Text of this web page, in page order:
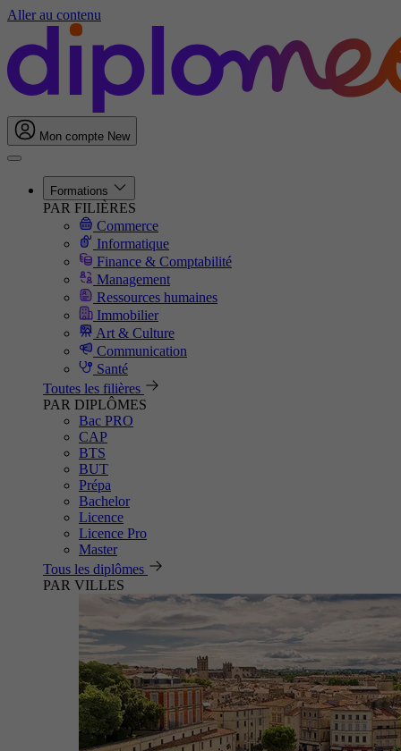
Aller au contenu
Mon compte New
Formations
PAR FILIÈRES
Commerce
Informatique
Finance & Comptabilité
Management
Ressources humaines
Immobilier
Art & Culture
Communication
Santé
Toutes les filières
PAR DIPLÔMES
Bac PRO
CAP
BTS
BUT
Prépa
Bachelor
Licence
Licence Pro
Master
Tous les diplômes
PAR VILLES